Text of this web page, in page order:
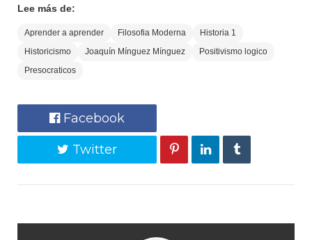
Lee más de:
Aprender a aprender Filosofia Moderna
Historia 1
Historicismo
Joaquín Mínguez Mínguez
Positivismo logico
Presocraticos
Facebook
Twitter